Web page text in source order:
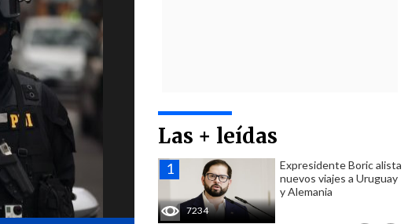
Las + leídas
7234
Expresidente Boric alista
nuevos viajes a Uruguay
y Alemania